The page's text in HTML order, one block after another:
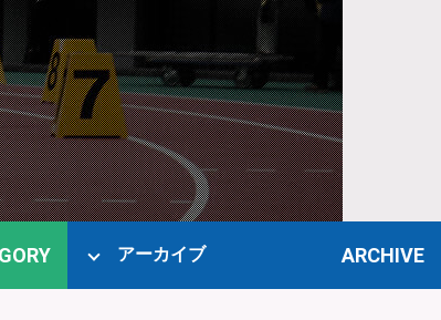
アーカイブ ARCHIVE